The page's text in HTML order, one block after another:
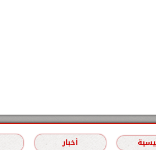
أخبار